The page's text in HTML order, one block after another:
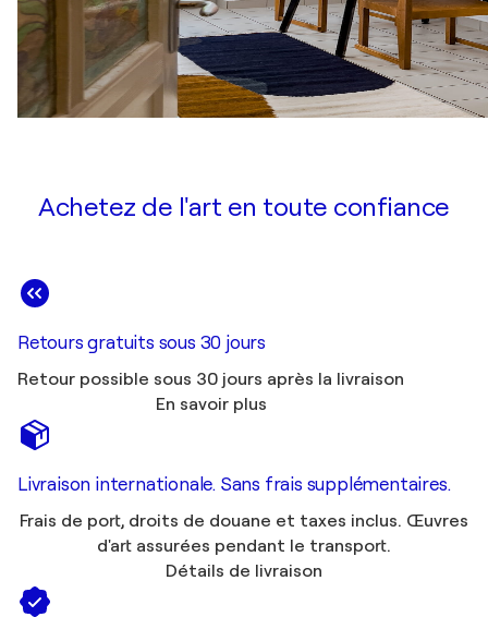
Achetez de l'art en toute confiance
Retours gratuits sous 30 jours
Retour possible sous 30 jours après la livraison
En savoir plus
Livraison internationale. Sans frais supplémentaires.
Frais de port, droits de douane et taxes inclus. Œuvres
d'art assurées pendant le transport.
Détails de livraison